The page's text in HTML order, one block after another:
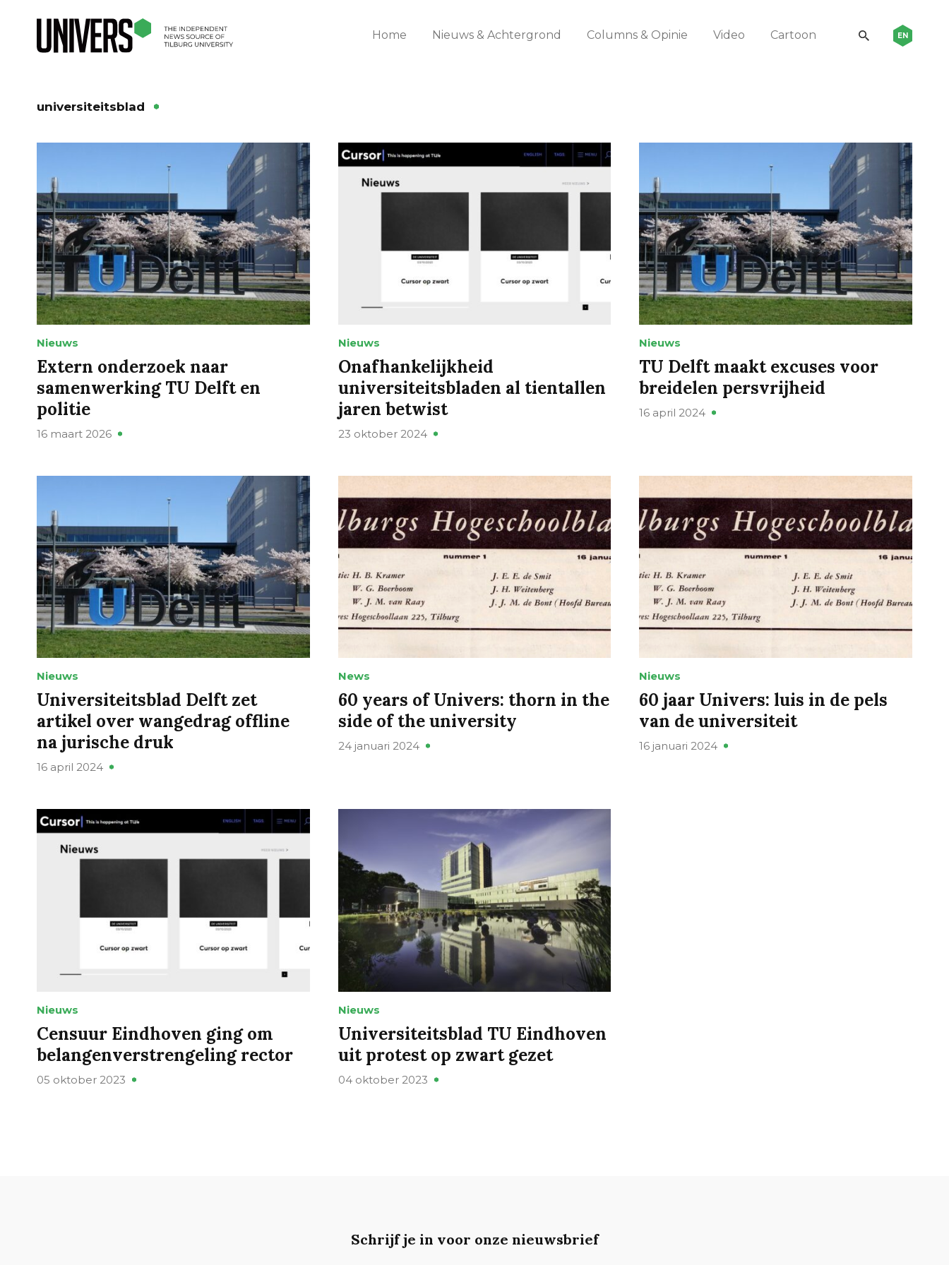
Home Nieuws & Achtergrond Columns & Opinie Video Cartoon EN
universiteitsblad
Nieuws
Extern onderzoek naar
samenwerking TU Delft en
politie
16 maart 2026
Nieuws
Onafhankelijkheid
universiteitsbladen al tientallen
jaren betwist
23 oktober 2024
Nieuws
TU Delft maakt excuses voor
breidelen persvrijheid
16 april 2024
Nieuws
Universiteitsblad Delft zet
artikel over wangedrag offline
na jurische druk
16 april 2024
News
60 years of Univers: thorn in the
side of the university
24 januari 2024
Nieuws
60 jaar Univers: luis in de pels
van de universiteit
16 januari 2024
Nieuws
Censuur Eindhoven ging om
belangenverstrengeling rector
05 oktober 2023
Nieuws
Universiteitsblad TU Eindhoven
uit protest op zwart gezet
04 oktober 2023
Schrijf je in voor onze nieuwsbrief